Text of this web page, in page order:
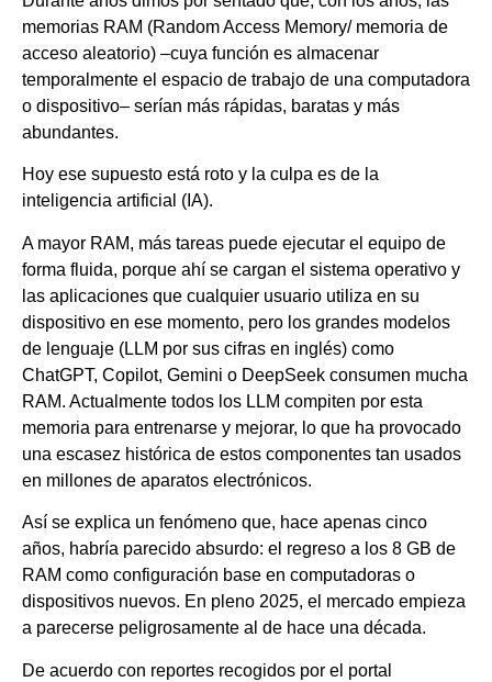
memorias RAM (Random Access Memory/ memoria de
acceso aleatorio) –cuya función es almacenar
temporalmente el espacio de trabajo de una computadora
o dispositivo– serían más rápidas, baratas y más
abundantes.
Hoy ese supuesto está roto y la culpa es de la
inteligencia artificial (IA).
A mayor RAM, más tareas puede ejecutar el equipo de
forma fluida, porque ahí se cargan el sistema operativo y
las aplicaciones que cualquier usuario utiliza en su
dispositivo en ese momento, pero los grandes modelos
de lenguaje (LLM por sus cifras en inglés) como
ChatGPT, Copilot, Gemini o DeepSeek consumen mucha
RAM. Actualmente todos los LLM compiten por esta
memoria para entrenarse y mejorar, lo que ha provocado
una escasez histórica de estos componentes tan usados
en millones de aparatos electrónicos.
Así se explica un fenómeno que, hace apenas cinco
años, habría parecido absurdo: el regreso a los 8 GB de
RAM como configuración base en computadoras o
dispositivos nuevos. En pleno 2025, el mercado empieza
a parecerse peligrosamente al de hace una década.
De acuerdo con reportes recogidos por el portal